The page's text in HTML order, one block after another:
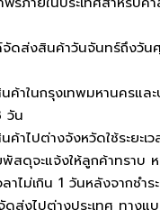
ดส่งสินค้าวันจันทร์ถึงวัน
าในกรุงเทพมหานครและ
วัน
าไปต่างจังหวัดใช้ระยะเ
สดุจะแจ้งให้ลูกค้าทราบ
าไม่เกิน 1 วันหลังจากชำร
ดส่งไปต่างประเทศ ทาง